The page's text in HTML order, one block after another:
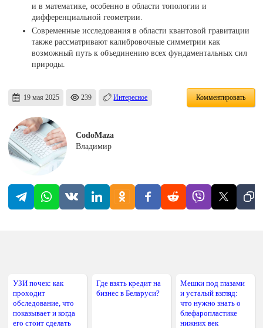
и в математике, особенно в области топологии и
дифференциальной геометрии.
Современные исследования в области квантовой гравитации
также рассматривают калибровочные симметрии как
возможный путь к объединению всех фундаментальных сил
природы.
19 мая 2025 239 Интересное Комментировать
CodoMaza
Владимир
УЗИ почек: как
проходит
обследование, что
показывает и когда
его стоит сделать
Где взять кредит на
бизнес в Беларуси?
Мешки под глазами
и усталый взгляд:
что нужно знать о
блефаропластике
нижних век